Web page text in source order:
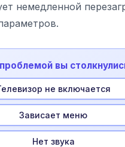
немедленной
вы
не включается
Зависает меню
Нет звука